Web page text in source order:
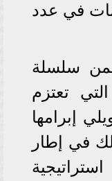
في عدد
ضمن سلسلة
تعتزم
إبرامها
في إطار